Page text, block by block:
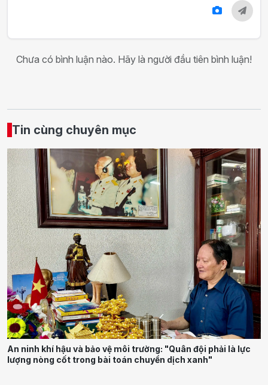
Chưa có bình luận nào. Hãy là người đầu tiên bình luận!
Tin cùng chuyên mục
An ninh khí hậu và bảo vệ môi trường: "Quân đội phải là lực
lượng nòng cốt trong bài toán chuyển dịch xanh"